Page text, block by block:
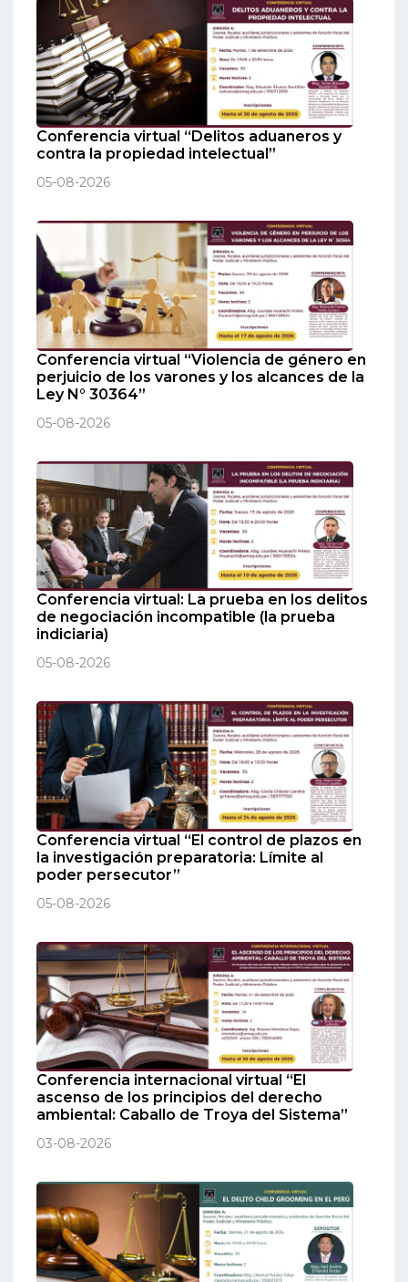
Conferencia virtual “Delitos aduaneros y
contra la propiedad intelectual”
05-08-2026
Conferencia virtual “Violencia de género en
perjuicio de los varones y los alcances de la
Ley N° 30364”
05-08-2026
Conferencia virtual: La prueba en los delitos
de negociación incompatible (la prueba
indiciaria)
05-08-2026
Conferencia virtual “El control de plazos en
la investigación preparatoria: Límite al
poder persecutor”
05-08-2026
Conferencia internacional virtual “El
ascenso de los principios del derecho
ambiental: Caballo de Troya del Sistema”
03-08-2026